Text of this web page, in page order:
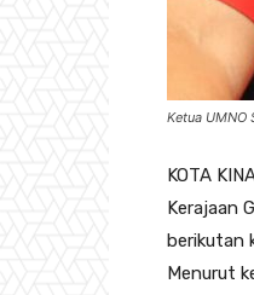
Ketua UMNO
KOTA
Kerajaan
berikutan
Menurut